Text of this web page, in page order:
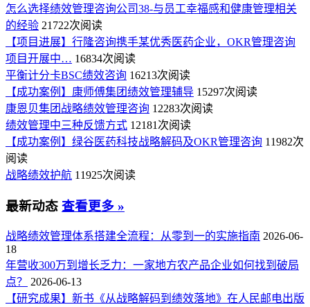
怎么选择绩效管理咨询公司38-与员工幸福感和健康管理相关
的经验 21722次阅读
【项目进展】行隆咨询携手某优秀医药企业，OKR管理咨询
项目开展中… 16834次阅读
平衡计分卡BSC绩效咨询 16213次阅读
【成功案例】康师傅集团绩效管理辅导 15297次阅读
康恩贝集团战略绩效管理咨询 12283次阅读
绩效管理中三种反馈方式 12181次阅读
【成功案例】绿谷医药科技战略解码及OKR管理咨询 11982次
阅读
战略绩效护航 11925次阅读
最新动态 查看更多 »
战略绩效管理体系搭建全流程：从零到一的实施指南 2026-06-
18
年营收300万到增长乏力：一家地方农产品企业如何找到破局
点？
2026-06-13
【研究成果】新书《从战略解码到绩效落地》在人民邮电出版